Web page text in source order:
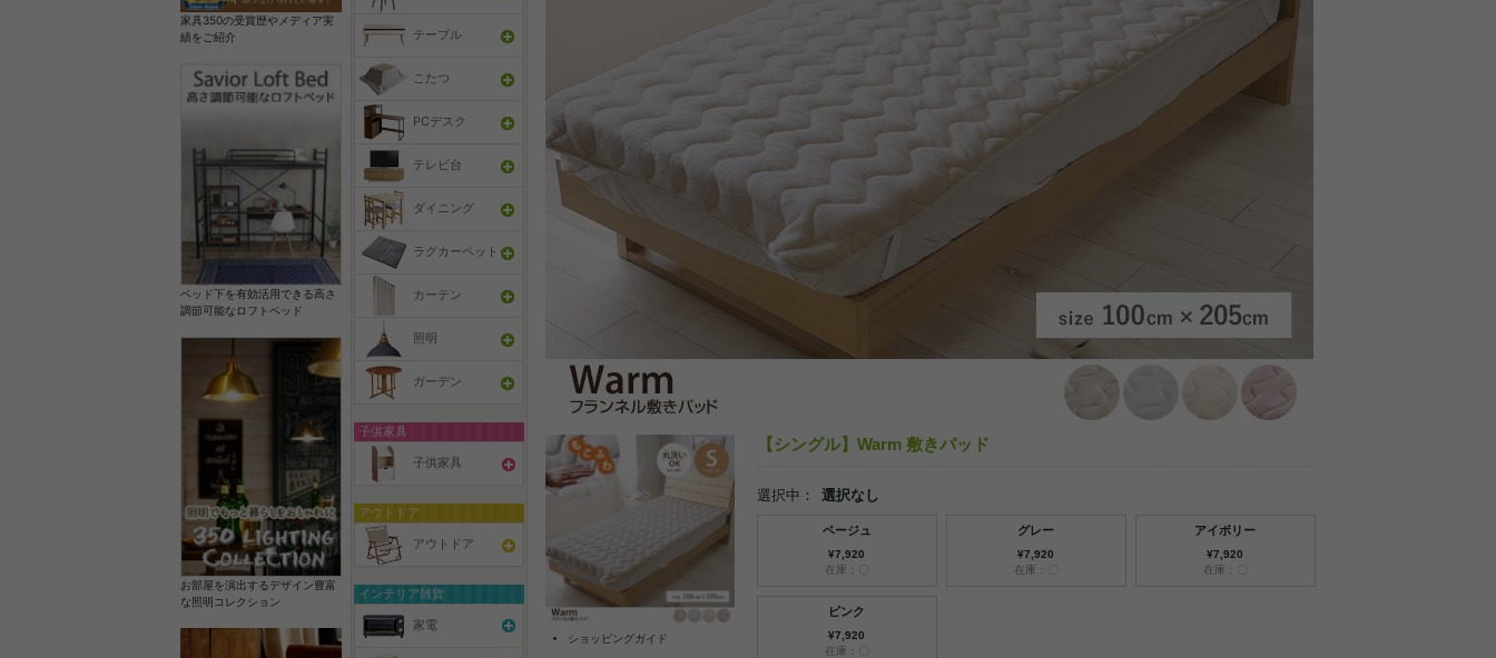
家具350の受賞歴やメディア実
績をご紹介
ベッド下を有効活用できる高さ
調節可能なロフトベッド
お部屋を演出するデザイン豊富
な照明コレクション
テーブル
こたつ
PCデスク
テレビ台
ダイニング
ラグカーペット
カーテン
照明
ガーデン
子供家具
子供家具
アウトドア
アウトドア
インテリア雑貨
家電
ショッピングガイド
【シングル】Warm 敷きパッド
選択中： 選択なし
ベージュ
¥7,920
在庫：〇
グレー
¥7,920
在庫：〇
アイボリー
¥7,920
在庫：〇
ピンク
¥7,920
在庫：〇